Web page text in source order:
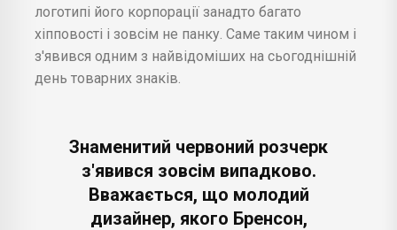
логотипі його корпорації занадто багато
хіпповості і зовсім не панку. Саме таким чином і
з'явився одним з найвідоміших на сьогоднішній
день товарних знаків.
Знаменитий червоний розчерк
з'явився зовсім випадково.
Вважається, що молодий
дизайнер, якого Бренсон,